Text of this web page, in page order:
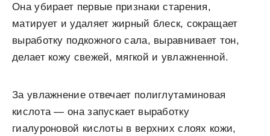
Она убирает первые признаки старения,
матирует и удаляет жирный блеск, сокращает
выработку подкожного сала, выравнивает тон,
делает кожу свежей, мягкой и увлажненной.
За увлажнение отвечает полиглутаминовая
кислота — она запускает выработку
гиалуроновой кислоты в верхних слоях кожи,